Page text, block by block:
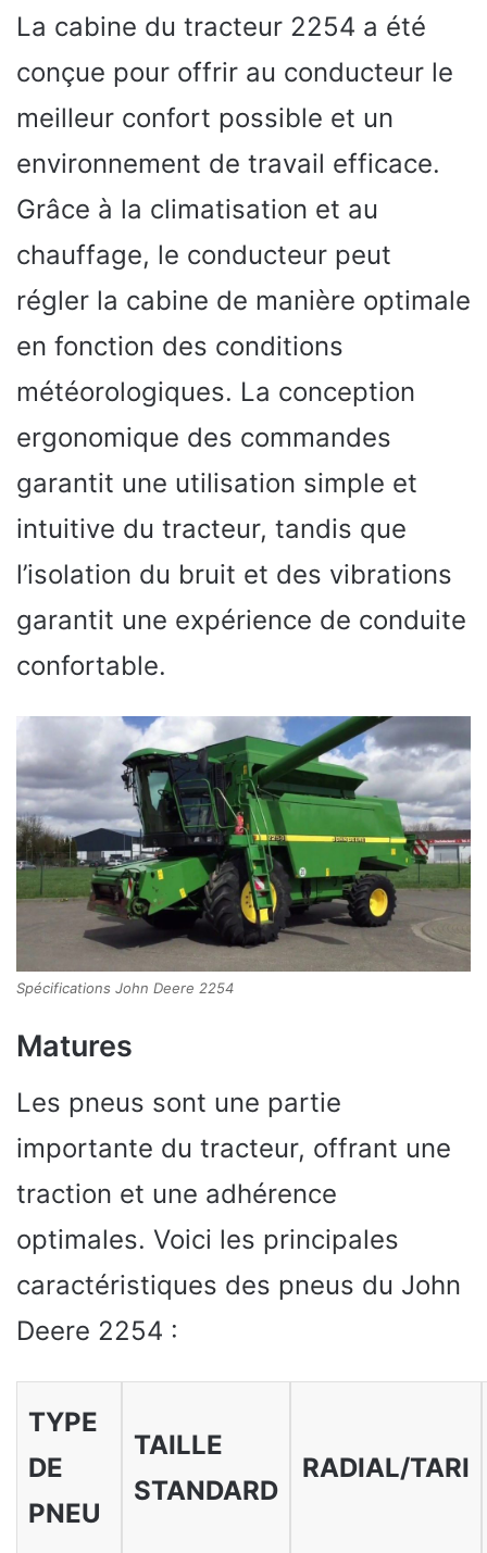
La cabine du tracteur 2254 a été
conçue pour offrir au conducteur le
meilleur confort possible et un
environnement de travail efficace.
Grâce à la climatisation et au
chauffage, le conducteur peut
régler la cabine de manière optimale
en fonction des conditions
météorologiques. La conception
ergonomique des commandes
garantit une utilisation simple et
intuitive du tracteur, tandis que
l’isolation du bruit et des vibrations
garantit une expérience de conduite
confortable.
Spécifications John Deere 2254
Matures
Les pneus sont une partie
importante du tracteur, offrant une
traction et une adhérence
optimales. Voici les principales
caractéristiques des pneus du John
Deere 2254 :
TYPE
DE
PNEU
TAILLE
STANDARD
RADIAL/TARI